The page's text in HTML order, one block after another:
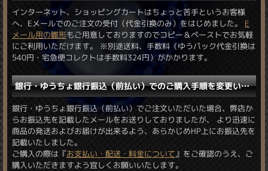
インターネット、ショッピングカートはちょっと苦手というお客様
へ、Eメールでのご注文の受付（代金引換のみ）をはじめました。 E
メール用の雛形もご用意しておりますのでコピー＆ペーストでお気軽
にご利用いただけます。 ※別途送料、手数料（ゆうパック代金引換は
540円・宅急便コレクトは手数料324円）がかかります。
銀行・ゆうちょ銀行振込（前払い）でのご購入手順を変更いたしました。
銀行・ゆうちょ銀行振込（前払い）でご注文いただいた場合、弊店か
らお振込先を記載したメールをお送りしておりましたが、 より迅速に
商品の発送およびお届けが出来るよう、あらかじめHP上にお振込先を
記載いたしました。
ご購入の際は『お支払い・配送・料金について』をご確認のうえ、ご
購入いただきますよう宜しくお願いいたします。